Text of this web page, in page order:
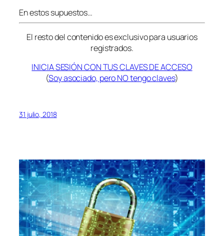
En estos supuestos…
El resto del contenido es exclusivo para usuarios
registrados.
INICIA SESIÓN CON TUS CLAVES DE ACCESO
(Soy asociado, pero NO tengo claves)
31 julio, 2018